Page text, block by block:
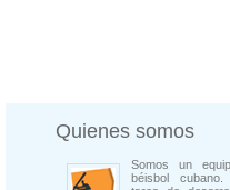
Quienes somos
Somos un
béisbol